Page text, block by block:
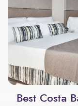
Best Costa